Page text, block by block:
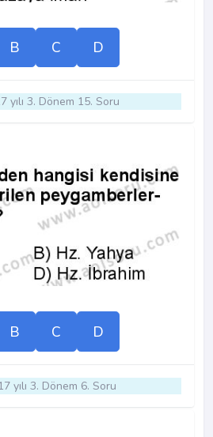
B C D
yılı 3. Dönem 15. Soru
B C D
yılı 3. Dönem 6. Soru